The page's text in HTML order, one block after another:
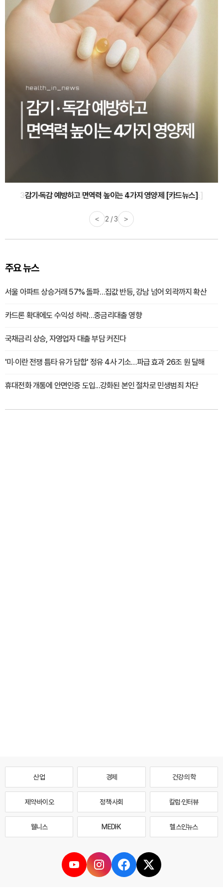
감기·독감 예방하고 면역력 높이는 4가지 영양제 [카드뉴스]
< 3 / 3 >
주요 뉴스
서울 아파트 상승거래 57% 돌파…집값 반등, 강남 넘어 외곽까지 확산
카드론 확대에도 수익성 하락…중금리대출 영향
국채금리 상승, 자영업자 대출 부담 커진다
'미·이란 전쟁 틈타 유가 담합' 정유 4사 기소…파급 효과 26조 원 달해
휴대전화 개통에 안면인증 도입...강화된 본인 절차로 민생범죄 차단
산업 경제 건강·의학
제약·바이오 정책·사회 칼럼·인터뷰
웰니스 MEDI·K 헬스인뉴스